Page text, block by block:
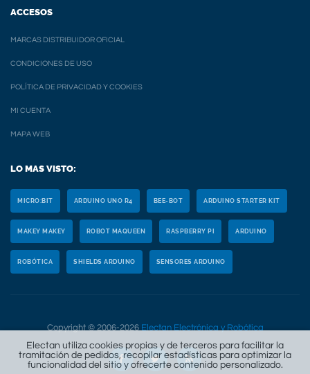
ACCESOS
MARCAS DISTRIBUIDOR OFICIAL
CONDICIONES DE USO
POLÍTICA DE PRIVACIDAD Y COOKIES
MI CUENTA
MAPA WEB
LO MAS VISTO:
MICRO:BIT ARDUINO UNO R4 BEE-BOT ARDUINO STARTER KIT
MAKEY MAKEY ROBOT MAQUEEN RASPBERRY PI ARDUINO
ROBÓTICA SHIELDS ARDUINO SENSORES ARDUINO
Copyright © 2006-2026 Electan Electrónica y Robótica
Electan utiliza cookies propias y de terceros para facilitar la
tramitación de pedidos, recopilar estadísticas para optimizar la
funcionalidad del sitio y ofrecerte contenido personalizado.